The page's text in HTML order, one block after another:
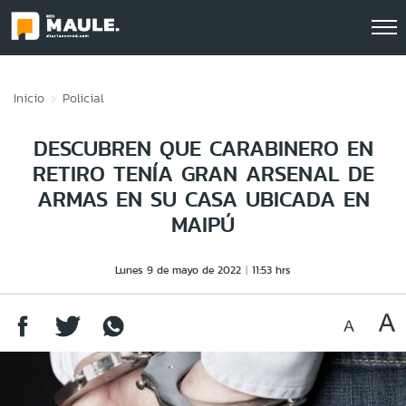
Inicio Policial
DESCUBREN QUE CARABINERO EN
RETIRO TENÍA GRAN ARSENAL DE
ARMAS EN SU CASA UBICADA EN
MAIPÚ
Lunes 9 de mayo de 2022 11:53 hrs